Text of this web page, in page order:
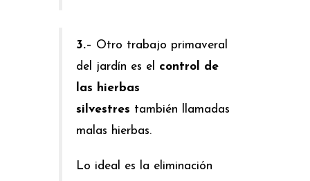
3.– Otro trabajo primaveral
del jardín es el control de
las hierbas
silvestres también llamadas
malas hierbas.
Lo ideal es la eliminación